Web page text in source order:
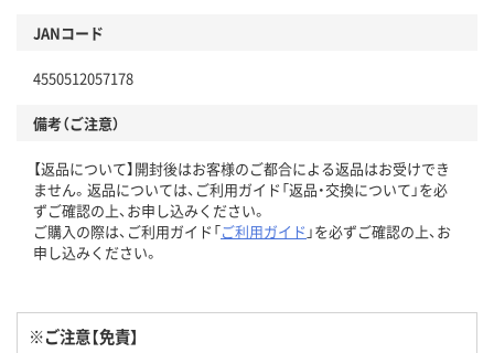
JANコード
4550512057178
備考（ご注意）
【返品について】開封後はお客様のご都合による返品はお受けでき
ません。返品については、ご利用ガイド「返品・交換について」を必
ずご確認の上、お申し込みください。
ご購入の際は、ご利用ガイド「ご利用ガイド 」を必ずご確認の上、お
申し込みください。
※ご注意【免責】